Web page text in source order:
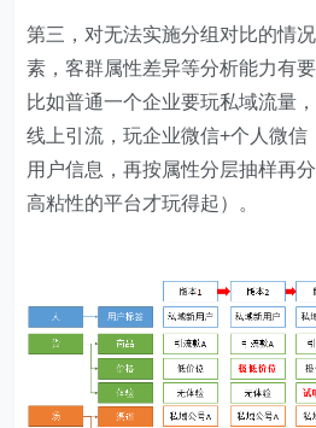
第三，对无法实施分组对比的情
素，客群属性差异等分析能力有
比如普通一个企业要玩私域流量
线上引流，玩企业微信+个人微信
用户信息，再按属性分层抽样再
高粘性的平台才玩得起）。